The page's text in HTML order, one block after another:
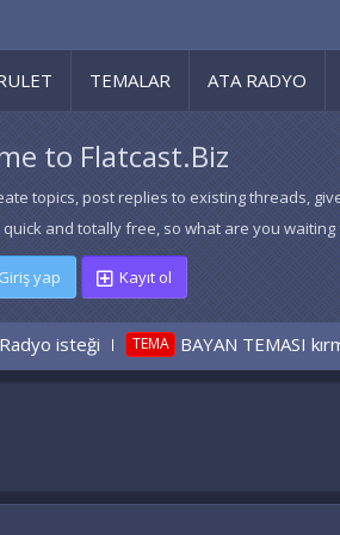
TEMALAR ATA RADYO
to Flatcast.Biz
topics, post replies to existing threads,
and totally free, so what are you waiting
Giriş yap Kayıt ol
TEMA BAYAN TEMASI kırmızı GÜL